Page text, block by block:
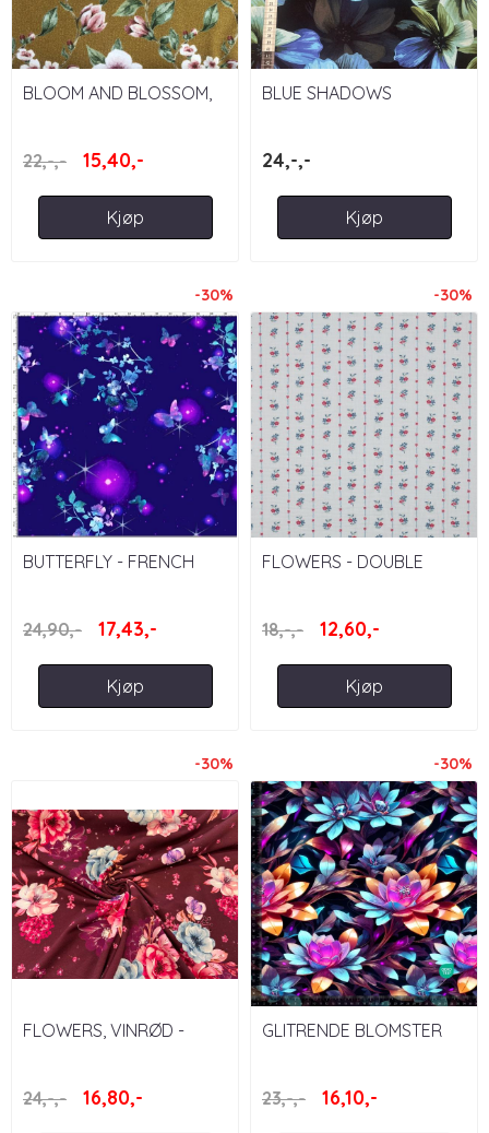
BLOOM AND BLOSSOM,
22,-,-
15,40,-
Kjøp
BLUE SHADOWS
24,-,-
Kjøp
-30%
BUTTERFLY - FRENCH
24,90,-
17,43,-
Kjøp
-30%
FLOWERS - DOUBLE
18,-,-
12,60,-
Kjøp
-30%
FLOWERS, VINRØD -
24,-,-
16,80,-
-30%
GLITRENDE BLOMSTER
23,-,- 16,10,-